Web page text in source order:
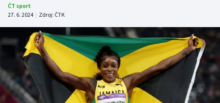
Atletika
Cyklistika
DALŠÍ SPORTY
Americký fotbal
NEPŘEHLÉDNĚTE
ČT sport
27. 6. 2024 | Zdroj: ČTK